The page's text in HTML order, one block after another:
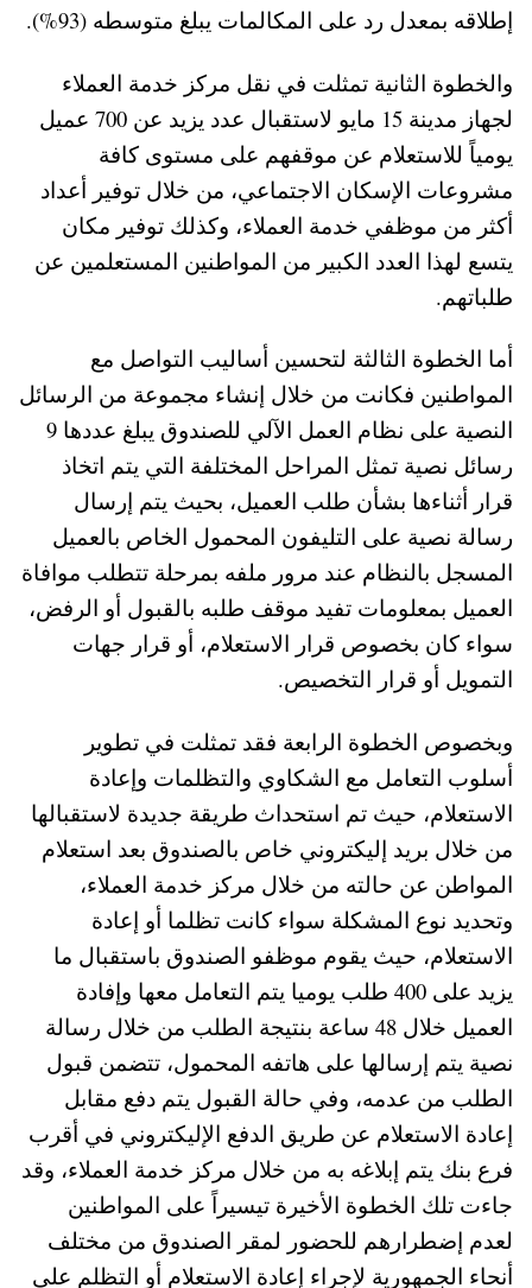
إطلاقه بمعدل رد على المكالمات يبلغ متوسطه (93%).
والخطوة الثانية تمثلت في نقل مركز خدمة العملاء
لجهاز مدينة 15 مايو لاستقبال عدد يزيد عن 700 عميل
يومياً للاستعلام عن موقفهم على مستوى كافة
مشروعات الإسكان الاجتماعي، من خلال توفير أعداد
أكثر من موظفي خدمة العملاء، وكذلك توفير مكان
يتسع لهذا العدد الكبير من المواطنين المستعلمين عن
طلباتهم.
أما الخطوة الثالثة لتحسين أساليب التواصل مع
المواطنين فكانت من خلال إنشاء مجموعة من الرسائل
النصية على نظام العمل الآلي للصندوق يبلغ عددها 9
رسائل نصية تمثل المراحل المختلفة التي يتم اتخاذ
قرار أثناءها بشأن طلب العميل، بحيث يتم إرسال
رسالة نصية على التليفون المحمول الخاص بالعميل
المسجل بالنظام عند مرور ملفه بمرحلة تتطلب موافاة
العميل بمعلومات تفيد موقف طلبه بالقبول أو الرفض،
سواء كان بخصوص قرار الاستعلام، أو قرار جهات
التمويل أو قرار التخصيص.
وبخصوص الخطوة الرابعة فقد تمثلت في تطوير
أسلوب التعامل مع الشكاوي والتظلمات وإعادة
الاستعلام، حيث تم استحداث طريقة جديدة لاستقبالها
من خلال بريد إليكتروني خاص بالصندوق بعد استعلام
المواطن عن حالته من خلال مركز خدمة العملاء،
وتحديد نوع المشكلة سواء كانت تظلما أو إعادة
الاستعلام، حيث يقوم موظفو الصندوق باستقبال ما
يزيد على 400 طلب يوميا يتم التعامل معها وإفادة
العميل خلال 48 ساعة بنتيجة الطلب من خلال رسالة
نصية يتم إرسالها على هاتفه المحمول، تتضمن قبول
الطلب من عدمه، وفي حالة القبول يتم دفع مقابل
إعادة الاستعلام عن طريق الدفع الإليكتروني في أقرب
فرع بنك يتم إبلاغه به من خلال مركز خدمة العملاء، وقد
جاءت تلك الخطوة الأخيرة تيسيراً على المواطنين
لعدم إضطرارهم للحضور لمقر الصندوق من مختلف
أنحاء الجمهورية لإجراء إعادة الاستعلام أو التظلم على